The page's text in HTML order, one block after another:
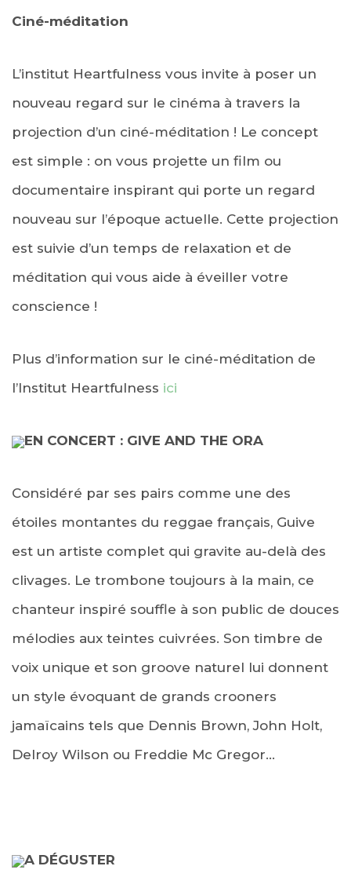
Ciné-méditation
L’institut Heartfulness vous invite à poser un
nouveau regard sur le cinéma à travers la
projection d’un ciné-méditation ! Le concept
est simple : on vous projette un film ou
documentaire inspirant qui porte un regard
nouveau sur l’époque actuelle. Cette projection
est suivie d’un temps de relaxation et de
méditation qui vous aide à éveiller votre
conscience !
Plus d’information sur le ciné-méditation de
l’Institut Heartfulness ici
EN CONCERT : GIVE AND THE ORA
Considéré par ses pairs comme une des
étoiles montantes du reggae français, Guive
est un artiste complet qui gravite au-delà des
clivages. Le trombone toujours à la main, ce
chanteur inspiré souffle à son public de douces
mélodies aux teintes cuivrées. Son timbre de
voix unique et son groove naturel lui donnent
un style évoquant de grands crooners
jamaïcains tels que Dennis Brown, John Holt,
Delroy Wilson ou Freddie Mc Gregor…
A DÉGUSTER